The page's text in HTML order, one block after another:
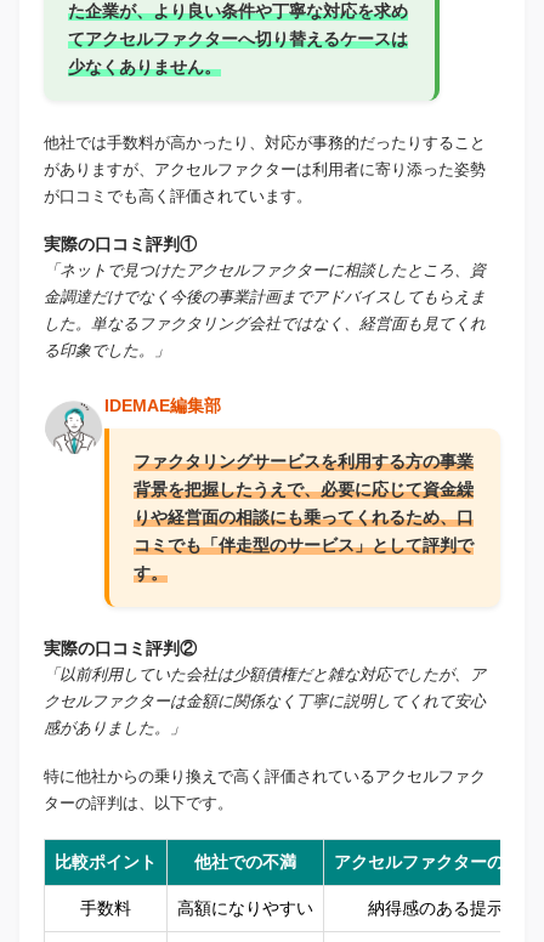
た企業が、より良い条件や丁寧な対応を求め
てアクセルファクターへ切り替えるケースは
少なくありません。
他社では手数料が高かったり、対応が事務的だったりすること
がありますが、アクセルファクターは利用者に寄り添った姿勢
が口コミでも高く評価されています。
実際の口コミ評判①
「ネットで見つけたアクセルファクターに相談したところ、資
金調達だけでなく今後の事業計画までアドバイスしてもらえま
した。単なるファクタリング会社ではなく、経営面も見てくれ
る印象でした。」
IDEMAE編集部
ファクタリングサービスを利用する方の事業
背景を把握したうえで、必要に応じて資金繰
りや経営面の相談にも乗ってくれるため、口
コミでも「伴走型のサービス」として評判で
す。
実際の口コミ評判②
「以前利用していた会社は少額債権だと雑な対応でしたが、ア
クセルファクターは金額に関係なく丁寧に説明してくれて安心
感がありました。」
特に他社からの乗り換えで高く評価されているアクセルファク
ターの評判は、以下です。
比較ポイント 他社での不満 アクセルファクターの評判
手数料 高額になりやすい 納得感のある提示